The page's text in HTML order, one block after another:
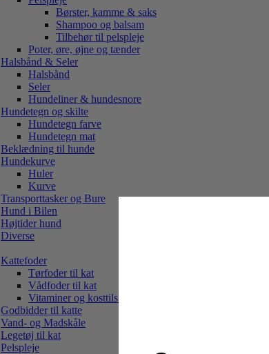
Børster, kamme & saks
Shampoo og balsam
Tilbehør til pelspleje
Poter, øre, øjne og tænder
Halsbånd & Seler
Halsbånd
Seler
Hundeliner & hundesnore
Hundetegn og skilte
Hundetegn farve
Hundetegn mat
Beklædning til hunde
Hundekurve
Huler
Kurve
Transporttasker og Bure
Hund i Bilen
Højtider hund
Diverse
Kattefoder
Tørfoder til kat
Vådfoder til kat
Vitaminer og kosttilskud
Godbidder til katte
Vand- og Madskåle
Legetøj til kat
Pelspleje